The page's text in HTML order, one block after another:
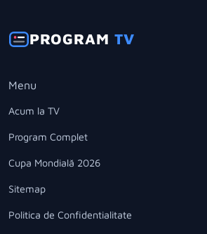
PROGRAMTV
Menu
Acum la TV
Program Complet
Cupa Mondială 2026
Sitemap
Politica de Confidentialitate